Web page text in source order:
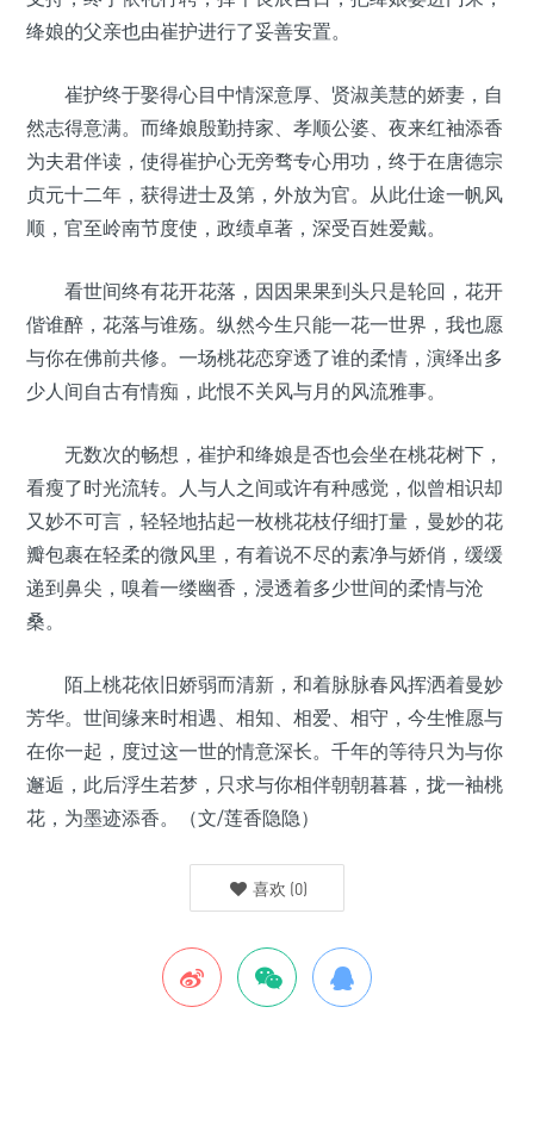
绛娘的父亲也由崔护进行了妥善安置。
崔护终于娶得心目中情深意厚、贤淑美慧的娇妻，自
然志得意满。而绛娘殷勤持家、孝顺公婆、夜来红袖添香
为夫君伴读，使得崔护心无旁骛专心用功，终于在唐德宗
贞元十二年，获得进士及第，外放为官。从此仕途一帆风
顺，官至岭南节度使，政绩卓著，深受百姓爱戴。
看世间终有花开花落，因因果果到头只是轮回，花开
偕谁醉，花落与谁殇。纵然今生只能一花一世界，我也愿
与你在佛前共修。一场桃花恋穿透了谁的柔情，演绎出多
少人间自古有情痴，此恨不关风与月的风流雅事。
无数次的畅想，崔护和绛娘是否也会坐在桃花树下，
看瘦了时光流转。人与人之间或许有种感觉，似曾相识却
又妙不可言，轻轻地拈起一枚桃花枝仔细打量，曼妙的花
瓣包裹在轻柔的微风里，有着说不尽的素净与娇俏，缓缓
递到鼻尖，嗅着一缕幽香，浸透着多少世间的柔情与沧
桑。
陌上桃花依旧娇弱而清新，和着脉脉春风挥洒着曼妙
芳华。世间缘来时相遇、相知、相爱、相守，今生惟愿与
在你一起，度过这一世的情意深长。千年的等待只为与你
邂逅，此后浮生若梦，只求与你相伴朝朝暮暮，拢一袖桃
花，为墨迹添香。（文/莲香隐隐）
喜欢 (0)